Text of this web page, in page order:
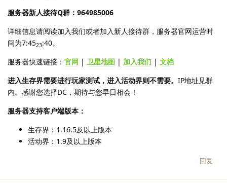
服务器新人接待Q群：964985006
详细信息请阅读加入我们或者加入新人接待群，服务器官网运营时
间为7:4523:40。
服务器快速链接： 官网 | 卫星地图 | 加入我们 | 文档
进入生存界需要进行玩家测试，进入活动界则不需要。 IP地址见群
内。感谢您选择DC，期待与您早日相会！
服务器支持客户端版本：
生存界：1.16.5及以上版本
活动界：1.9及以上版本
回复